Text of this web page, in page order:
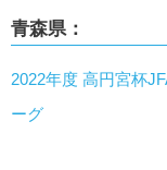
青森県：
2022年度 高円宮杯
ーグ